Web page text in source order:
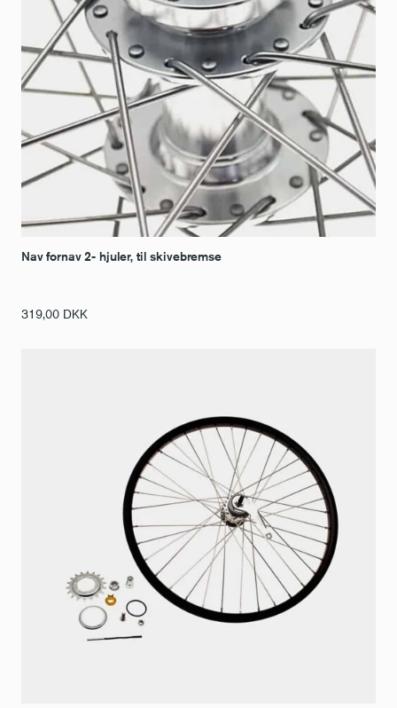
Nav fornav 2- hjuler, til skivebremse
319,00 DKK